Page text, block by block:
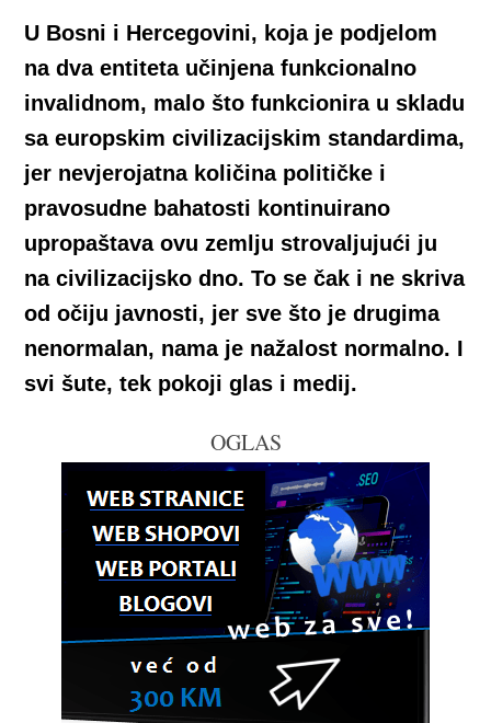
U Bosni i Hercegovini, koja je podjelom
na dva entiteta učinjena funkcionalno
invalidnom, malo što funkcionira u skladu
sa europskim civilizacijskim standardima,
jer nevjerojatna količina političke i
pravosudne bahatosti kontinuirano
upropaštava ovu zemlju strovaljujući ju
na civilizacijsko dno. To se čak i ne skriva
od očiju javnosti, jer sve što je drugima
nenormalan, nama je nažalost normalno. I
svi šute, tek pokoji glas i medij.
OGLAS